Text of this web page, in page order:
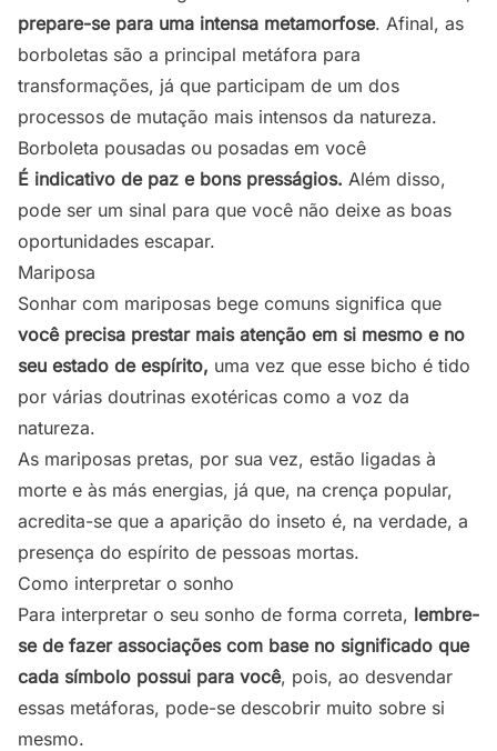
prepare-se para uma intensa metamorfose. Afinal, as
borboletas são a principal metáfora para
transformações, já que participam de um dos
processos de mutação mais intensos da natureza.
Borboleta pousadas ou posadas em você
É indicativo de paz e bons presságios. Além disso,
pode ser um sinal para que você não deixe as boas
oportunidades escapar.
Mariposa
Sonhar com mariposas bege comuns significa que
você precisa prestar mais atenção em si mesmo e no
seu estado de espírito, uma vez que esse bicho é tido
por várias doutrinas exotéricas como a voz da
natureza.
As mariposas pretas, por sua vez, estão ligadas à
morte e às más energias, já que, na crença popular,
acredita-se que a aparição do inseto é, na verdade, a
presença do espírito de pessoas mortas.
Como interpretar o sonho
Para interpretar o seu sonho de forma correta, lembre-
se de fazer associações com base no significado que
cada símbolo possui para você, pois, ao desvendar
essas metáforas, pode-se descobrir muito sobre si
mesmo.